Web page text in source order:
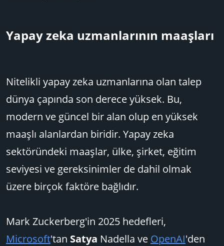
Yapay zeka uzmanlarının maaşları​
Nitelikli yapay zeka uzmanlarına olan talep
dünya çapında son derece yüksek. Bu,
modern ve güncel bir alan olup en yüksek
maaşlı alanlardan biridir. Yapay zeka
sektöründeki maaşlar, ülke, şirket, eğitim
seviyesi ve gereksinimler de dahil olmak
üzere birçok faktöre bağlıdır.
Mark Zuckerberg'in 2025 hedefleri,
Microsoft'tan Satya Nadella ve OpenAI'den